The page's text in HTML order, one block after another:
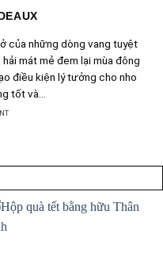
của những dòng vang tuyệt
mát mẻ đem lại mùa đông
điều kiện lý tưởng cho nho
tốt và...